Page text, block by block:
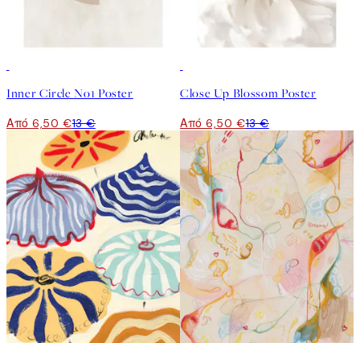
Inner Circle No1 Poster
Από 6,50 €13 €
Close Up Blossom Poster
Από 6,50 €13 €